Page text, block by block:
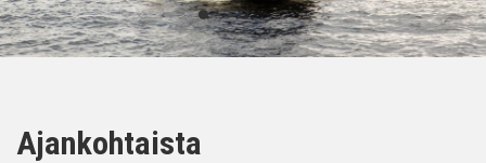
Ajankohtaista